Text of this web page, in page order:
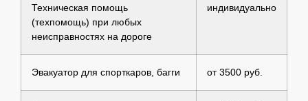
Техническая помощь
(техпомощь) при любых
неисправностях на дороге
индивидуально
Эвакуатор для спорткаров, багги от 3500 руб.